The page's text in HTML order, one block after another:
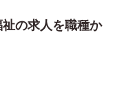
の求人を職種か